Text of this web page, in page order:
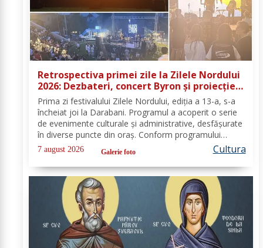
Retrospectiva primei zile la Zilele Nordului
2026: Dezbateri, concert Byron și proiecție
de film
Prima zi festivalului Zilele Nordului, ediția a 13-a, s-a
încheiat joi la Darabani. Programul a acoperit o serie
de evenimente culturale și administrative, desfășurate
în diverse puncte din oraș. Conform programului
oficial comunicat de Asociația Nord, mai jos se
regăsește sinteza activităților,...
7 august 2026 Galerie foto Cultura